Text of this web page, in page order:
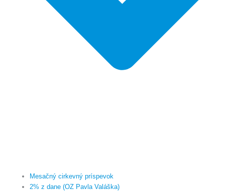
Mesačný cirkevný príspevok
2% z dane (OZ Pavla Valáška)